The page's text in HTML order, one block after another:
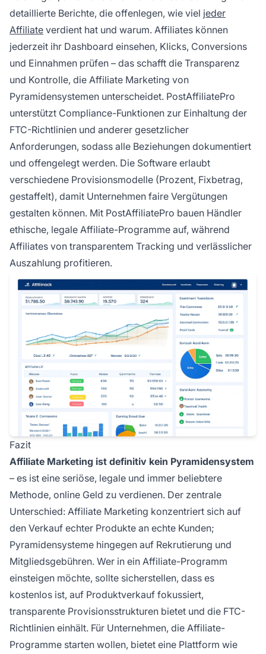
detaillierte Berichte, die offenlegen, wie viel jeder
Affiliate verdient hat und warum. Affiliates können
jederzeit ihr Dashboard einsehen, Klicks, Conversions
und Einnahmen prüfen – das schafft die Transparenz
und Kontrolle, die Affiliate Marketing von
Pyramidensystemen unterscheidet. PostAffiliatePro
unterstützt Compliance-Funktionen zur Einhaltung der
FTC-Richtlinien und anderer gesetzlicher
Anforderungen, sodass alle Beziehungen dokumentiert
und offengelegt werden. Die Software erlaubt
verschiedene Provisionsmodelle (Prozent, Fixbetrag,
gestaffelt), damit Unternehmen faire Vergütungen
gestalten können. Mit PostAffiliatePro bauen Händler
ethische, legale Affiliate-Programme auf, während
Affiliates von transparentem Tracking und verlässlicher
Auszahlung profitieren.
Fazit
Affiliate Marketing ist definitiv kein Pyramidensystem
– es ist eine seriöse, legale und immer beliebtere
Methode, online Geld zu verdienen. Der zentrale
Unterschied: Affiliate Marketing konzentriert sich auf
den Verkauf echter Produkte an echte Kunden;
Pyramidensysteme hingegen auf Rekrutierung und
Mitgliedsgebühren. Wer in ein Affiliate-Programm
einsteigen möchte, sollte sicherstellen, dass es
kostenlos ist, auf Produktverkauf fokussiert,
transparente Provisionsstrukturen bietet und die FTC-
Richtlinien einhält. Für Unternehmen, die Affiliate-
Programme starten wollen, bietet eine Plattform wie